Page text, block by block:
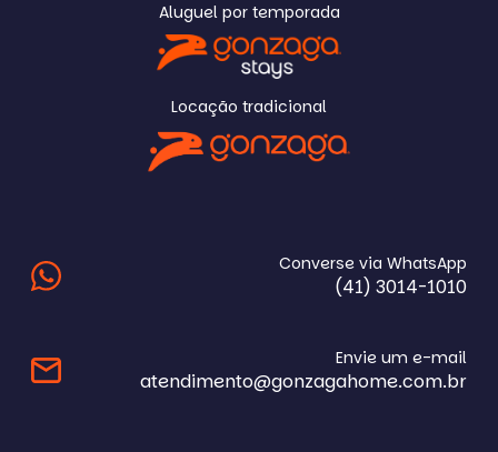
Aluguel por temporada
Locação tradicional
Converse via WhatsApp
(41) 3014-1010
Envie um e-mail
atendimento@gonzagahome.com.br